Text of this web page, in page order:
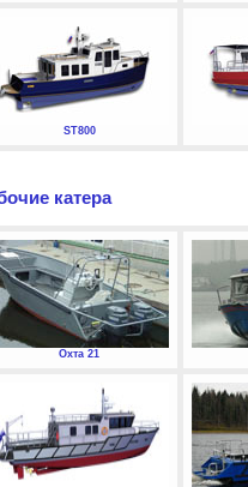
ST800
катера
Охта 21